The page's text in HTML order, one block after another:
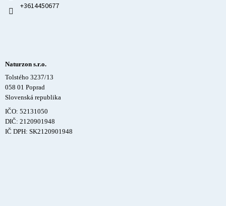
+3614450677
Naturzon s.r.o.
Tolstého 3237/13
058 01 Poprad
Slovenská republika
IČO: 52131050
DIČ: 2120901948
IČ DPH: SK2120901948